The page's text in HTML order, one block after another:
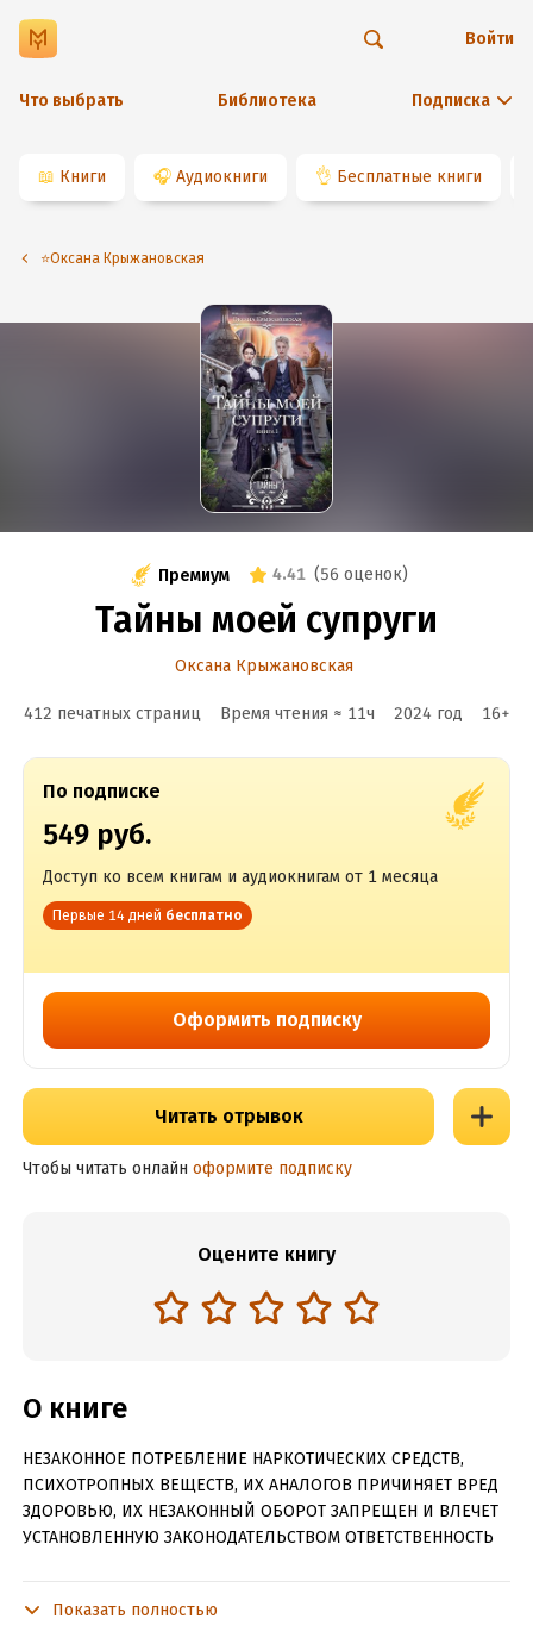
Что выбрать Библиотека Подписка
Войти
📖 Книги 🎧 Аудиокниги 👌 Бесплатные книги
⭐️Оксана Крыжановская
Премиум 4.41 (56 оценок)
Тайны моей супруги
Оксана Крыжановская
412 печатных страниц Время чтения ≈ 11ч 2024 год 16+
По подписке
549 руб.
Доступ ко всем книгам и аудиокнигам от 1 месяца
Первые 14 дней бесплатно
Оформить подписку
Читать отрывок
Чтобы читать онлайн оформите подписку
Оцените книгу
О книге
НЕЗАКОННОЕ ПОТРЕБЛЕНИЕ НАРКОТИЧЕСКИХ СРЕДСТВ,
ПСИХОТРОПНЫХ ВЕЩЕСТВ, ИХ АНАЛОГОВ ПРИЧИНЯЕТ ВРЕД
ЗДОРОВЬЮ, ИХ НЕЗАКОННЫЙ ОБОРОТ ЗАПРЕЩЕН И ВЛЕЧЕТ
УСТАНОВЛЕННУЮ ЗАКОНОДАТЕЛЬСТВОМ ОТВЕТСТВЕННОСТЬ
безразличие супруга к её жизни и тайнам. Неожиданный
Показать полностью